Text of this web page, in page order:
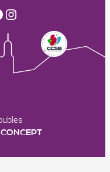
Instagram